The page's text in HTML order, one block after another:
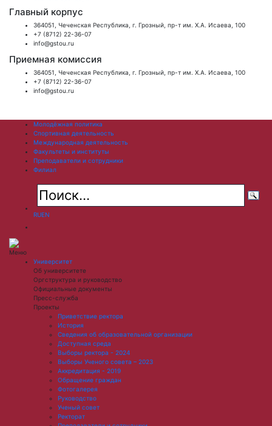
Главный корпус
364051, Чеченская Республика, г. Грозный, пр-т им. Х.А. Исаева, 100
+7 (8712) 22-36-07
info@gstou.ru
Приемная комиссия
364051, Чеченская Республика, г. Грозный, пр-т им. Х.А. Исаева, 100
+7 (8712) 22-36-07
info@gstou.ru
Молодёжная политика
Спортивная деятельность
Международная деятельность
Факультеты и институты
Преподаватели и сотрудники
Филиал
RUEN
Меню
Университет
Об университете
Оргструктура и руководство
Официальные документы
Пресс-служба
Проекты
Приветствие ректора
История
Сведения об образовательной организации
Доступная среда
Выборы ректора - 2024
Выборы Ученого совета – 2023
Аккредитация - 2019
Обращение граждан
Фотогалерея
Руководство
Ученый совет
Ректорат